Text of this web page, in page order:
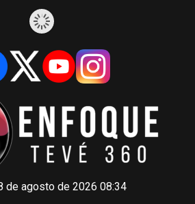
de agosto de 2026 08:34